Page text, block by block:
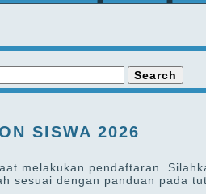
SISWA 2026
melakukan pendaftaran.
sesuai dengan panduan pada